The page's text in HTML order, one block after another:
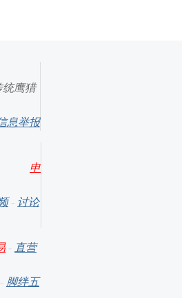
统鹰猎
息举报
申
- 讨论
- 直营
脚绊五